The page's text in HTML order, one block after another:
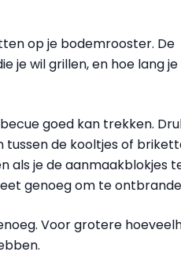
op je bodemrooster. De
je wil grillen, en hoe lang je
goed kan trekken.
de kooltjes of
als je de aanmaakblokjes
genoeg om te
Voor grotere